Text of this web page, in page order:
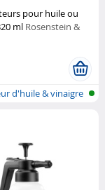
pour huile ou
ml Rosenstein &
d'huile & vinaigre